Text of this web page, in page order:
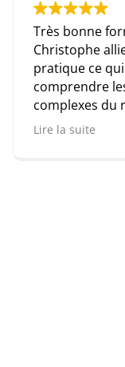
SEO,
théorie et
permet de bien
notions parfois